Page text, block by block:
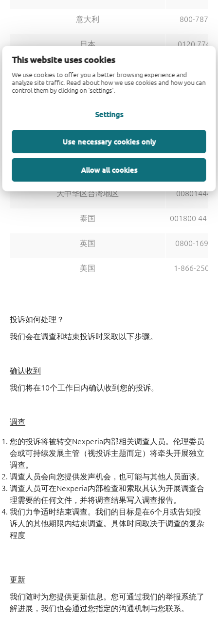
This website uses cookies
We use cookies to offer you a better browsing experience and
analyze site traffic. Read about how we use cookies and how you can
control them by clicking on 'settings'.
Settings
Use necessary cookies only
Allow all cookies
意大利 800-
日本 0120
马来西亚
荷兰
菲律宾
新加坡
大中华区台湾地区
泰国 001800 441
英国 0800-
美国 1-866-
投诉如何处理？
我们会在调查和结束投诉时采取以下步骤。
确认收到
我们将在10个工作日内确认收到您的投诉。
调查
您的投诉将被转交Nexperia内部相关调查人员。伦理委员
会或可持续发展主管（视投诉主题而定）将牵头开展独立
调查。
调查人员会向您提供发声机会，也可能与其他人员面谈。
调查人员可在Nexperia内部检查和索取其认为开展调查合
理需要的任何文件，并将调查结果写入调查报告。
我们力争适时结束调查。我们的目标是在6个月或告知投
诉人的其他期限内结束调查。具体时间取决于调查的复杂
程度
更新
我们随时为您提供更新信息。您可通过我们的举报系统了
解进展，我们也会通过您指定的沟通机制与您联系。